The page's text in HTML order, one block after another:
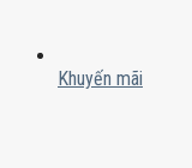
Khuyến mãi